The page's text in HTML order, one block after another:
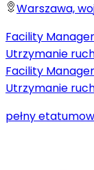
Warszawa,
Facility
Utrzymanie
Facility
Utrzymanie
pełny etat